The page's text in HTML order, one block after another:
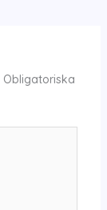
Obligatoriska